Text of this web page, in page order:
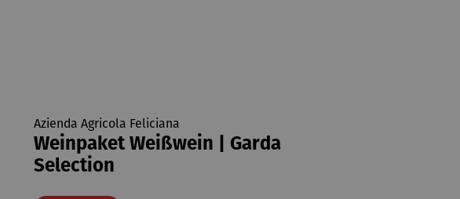
Azienda Agricola Feliciana
Weinpaket Weißwein | Garda
Selection